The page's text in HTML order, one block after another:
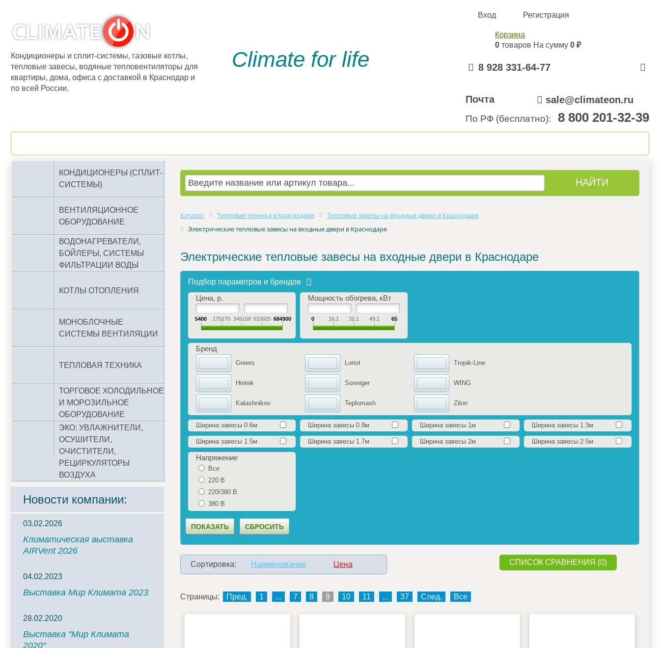
Кондиционеры и сплит-системы, газовые котлы,
тепловые завесы, водяные тепловентиляторы для
квартиры, дома, офиса с доставкой в Краснодар и
по всей России.
Climate for life
Вход Регистрация
Корзина
0 товаров На сумму 0 ₽
8 928 331-64-77
Почта sale@climateon.ru
По РФ (бесплатно): 8 800 201-32-39
КОНДИЦИОНЕРЫ (СПЛИТ-
СИСТЕМЫ)
ВЕНТИЛЯЦИОННОЕ
ОБОРУДОВАНИЕ
ВОДОНАГРЕВАТЕЛИ,
БОЙЛЕРЫ, СИСТЕМЫ
ФИЛЬТРАЦИИ ВОДЫ
КОТЛЫ ОТОПЛЕНИЯ
МОНОБЛОЧНЫЕ
СИСТЕМЫ ВЕНТИЛЯЦИИ
ТЕПЛОВАЯ ТЕХНИКА
ТОРГОВОЕ ХОЛОДИЛЬНОЕ
И МОРОЗИЛЬНОЕ
ОБОРУДОВАНИЕ
ЭКО: УВЛАЖНИТЕЛИ,
ОСУШИТЕЛИ,
ОЧИСТИТЕЛИ,
РЕЦИРКУЛЯТОРЫ
ВОЗДУХА
Новости компании:
03.02.2026
Климатическая выставка
AIRVent 2026
04.02.2023
Выставка Мир Климата 2023
28.02.2020
Выставка "Мир Климата
2020"
Каталог Тепловая техника в Краснодаре
Тепловые завесы на входные двери в Краснодаре
Электрические тепловые завесы на входные двери в Краснодаре
Электрические тепловые завесы на входные двери в Краснодаре
Подбор параметров и брендов
Цена, р.
5400 175275 345150 515025 684900
Мощность обогрева, кВт
0 16.1 32.1 49.1 65
Бренд
Greers
Hintek
Kalashnikov
Loriot
Sonniger
Teplomash
Tropik-Line
WING
Zilon
Ширина завесы 0.6м Ширина завесы 0.8м Ширина завесы 1м Ширина завесы 1.3м
Ширина завесы 1.5м Ширина завесы 1.7м Ширина завесы 2м Ширина завесы 2.5м
Напряжение
Все
220 В
220/380 В
380 В
Сортировка: Наименование Цена СПИСОК СРАВНЕНИЯ (0)
Страницы: Пред. 1 ... 7 8 9 10 11 ... 37 След. Все